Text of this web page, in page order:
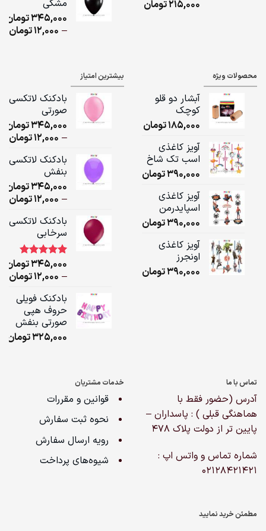
215,000تومان
مشکی
345,000تومان
–
12,000تومان
محصولات ویژه
آبشار دو قلو
کوچک
185,000تومان
آویز کاغذی
اسب تک شاخ
390,000تومان
آویز کاغذی
اسپایدرمن
390,000تومان
آویز کاغذی
اونجرز
390,000تومان
بیشترین امتیاز
بادکنک لاتکسی
صورتی
345,000تومان
–
12,000تومان
بادکنک لاتکسی
بنفش
345,000تومان
–
12,000تومان
بادکنک لاتکسی
سرخابی
امتیاز5.00
1
مشتری
345,000تومان
–
12,000تومان
بادکنک فویلی
حروف هپی
صورتی بنفش
325,000تومان
تماس با ما
آدرس (حضور فقط با
هماهنگی قبلی ) : پاسداران –
پایین تر از دولت پلاک ۴۷۸
شماره تماس و واتس اپ :
02128421421
خدمات مشتریان
قوانین و مقررات
نحوه ثبت سفارش
رویه ارسال سفارش
شیوه‌های پرداخت
مطمئن خرید نمایید